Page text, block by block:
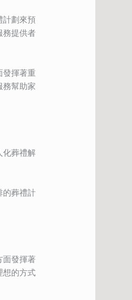
計劃來預
務提供者
發揮著重
務幫助家
化葬禮解
的葬禮計
面發揮著
想的方式